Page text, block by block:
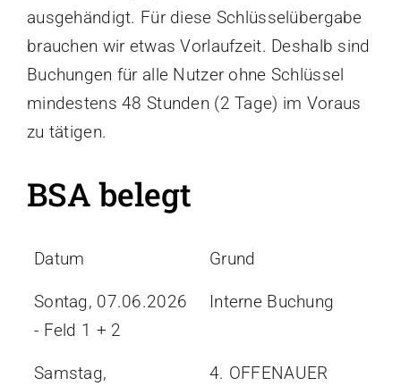
ausgehändigt. Für diese Schlüsselübergabe
brauchen wir etwas Vorlaufzeit. Deshalb sind
Buchungen für alle Nutzer ohne Schlüssel
mindestens 48 Stunden (2 Tage) im Voraus
zu tätigen.
BSA belegt
Datum Grund
Sontag, 07.06.2026
- Feld 1 + 2
Interne Buchung
Samstag,
4. OFFENAUER